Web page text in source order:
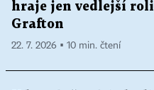
hraje jen vedlejší
Grafton
22. 7. 2026 ▪ 10 min. čtení